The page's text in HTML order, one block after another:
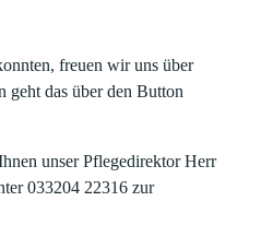
freuen wir uns über
geht das über den Button
unser Pflegedirektor Herr
033204 22316 zur